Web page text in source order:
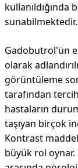
sunabilmektedir.
Gadobutrol'ün
olarak
görüntüleme
tarafından
hastaların
taşıyan birçok
Kontrast
büyük rol oynar.